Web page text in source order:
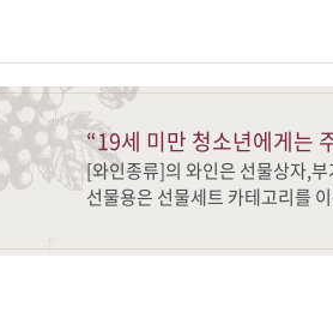
“19세 미만 청소년에게는
[와인종류]의 와인은 선물상자,
선물용은 선물세트 카테고리를